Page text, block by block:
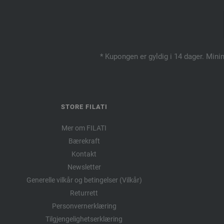
* Kupongen er gyldig i 14 dager.
STORE FILATI
Mer om FILATI
Bærekraft
Kontakt
Newsletter
Generelle vilkår og betingelser (Vilkår)
Returrett
Personvernerklæring
Tilgjengelighetserklæring